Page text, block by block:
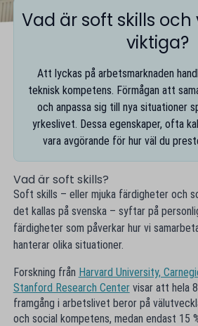
Vad är soft skills
viktiga?
Att lyckas på arbetsmarknaden
teknisk kompetens. Förmågan att
och anpassa sig till nya situationer
yrkeslivet. Dessa egenskaper, ofta
vara avgörande för hur väl du
Vad är soft skills?
Soft skills – eller mjuka färdigheter och
det kallas på svenska – syftar på
färdigheter som påverkar hur vi
hanterar olika situationer.
Forskning från Harvard University,
Stanford Research Centervisar att hela
framgång i arbetslivet beror på
och social kompetens, medan endast 15